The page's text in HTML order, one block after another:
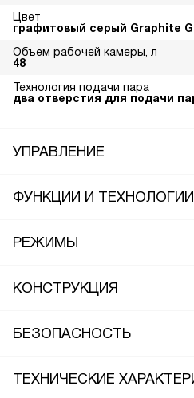
Цвет
графитовый серый Graphite
Объем рабочей камеры, л
48
Технология подачи пара
два отверстия для подачи
УПРАВЛЕНИЕ
ФУНКЦИИ И ТЕХНОЛОГИИ
РЕЖИМЫ
КОНСТРУКЦИЯ
БЕЗОПАСНОСТЬ
ТЕХНИЧЕСКИЕ